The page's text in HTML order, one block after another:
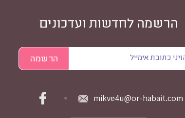
הרשמה לחדשות ועדכונים
mikve4u@or-habait.com